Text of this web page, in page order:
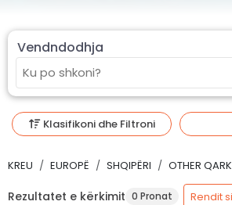
Vendndodhja
Klasifikoni dhe Filtroni
KREU EUROPË SHQIPËRI OTHER QARK
Rezultatet e kërkimit 0 Pronat